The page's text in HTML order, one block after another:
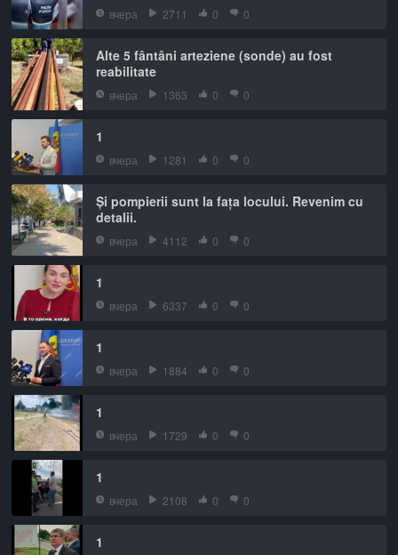
вчера 2711 0 0
Alte 5 fântâni arteziene (sonde) au fost
reabilitate
вчера 1363 0 0
1
вчера 1281 0 0
Și pompierii sunt la fața locului. Revenim cu
detalii.
вчера 4112 0 0
1
вчера 6337 0 0
1
вчера 1884 0 0
1
вчера 1729 0 0
1
вчера 2108 0 0
1